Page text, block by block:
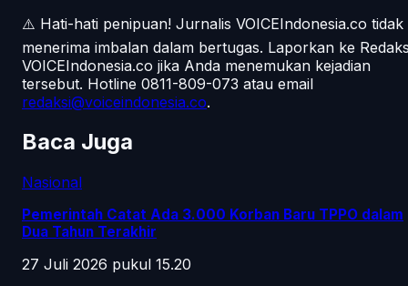
⚠️ Hati-hati penipuan! Jurnalis VOICEIndonesia.co tidak
menerima imbalan dalam bertugas. Laporkan ke
VOICEIndonesia.co jika Anda menemukan kejadian
tersebut. Hotline 0811-809-073 atau email
redaksi@voiceindonesia.co.
Baca Juga
Nasional
Pemerintah Catat Ada 3.000 Korban Baru TPPO dalam
Dua Tahun Terakhir
27 Juli 2026 pukul 15.20